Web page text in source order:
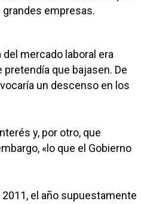
empresas.
mercado laboral era
que bajasen. De
un descenso en los
y, por otro, que
«lo que el Gobierno
el año supuestamente